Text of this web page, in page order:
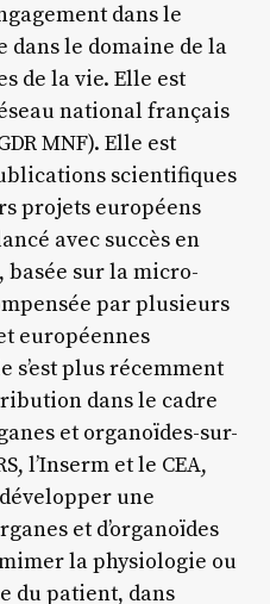
dans le
le domaine de la
de la vie. Elle est
national français
MNF). Elle est
scientifiques
projets européens
avec succès en
basée sur la micro-
par plusieurs
européennes
s’est plus récemment
dans le cadre
et organoïdes-sur-
l’Inserm et le CEA,
une
et d’organoïdes
la physiologie ou
du patient, dans